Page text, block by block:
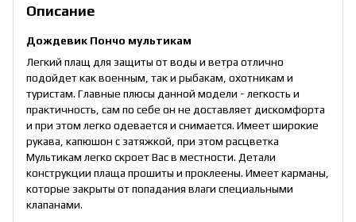
Описание
Дождевик Пончо мультикам
Легкий плащ для защиты от воды и ветра отлично
подойдет как военным, так и рыбакам, охотникам и
туристам. Главные плюсы данной модели - легкость и
практичность, сам по себе он не доставляет дискомфорта
и при этом легко одевается и снимается. Имеет широкие
рукава, капюшон с затяжкой, при этом расцветка
Мультикам легко скроет Вас в местности. Детали
конструкции плаща прошиты и проклеены. Имеет карманы,
которые закрыты от попадания влаги специальными
клапанами.